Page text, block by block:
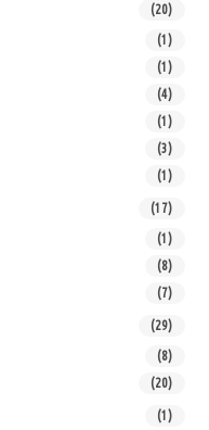
(20)
(1)
(1)
(4)
(1)
(3)
(1)
(17)
(1)
(8)
(7)
(29)
(8)
(20)
(1)